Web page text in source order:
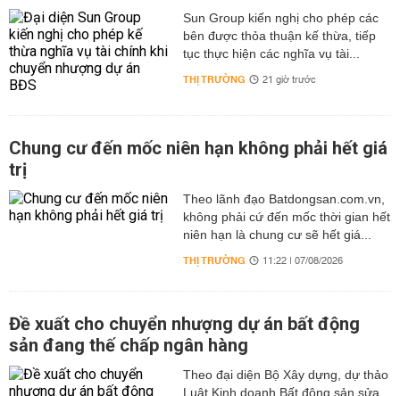
Sun Group kiến nghị cho phép các
bên được thỏa thuận kế thừa, tiếp
tục thực hiện các nghĩa vụ tài...
THỊ TRƯỜNG 21 giờ trước
Chung cư đến mốc niên hạn không phải hết giá
trị
Theo lãnh đạo Batdongsan.com.vn,
không phải cứ đến mốc thời gian hết
niên hạn là chung cư sẽ hết giá...
THỊ TRƯỜNG 11:22 | 07/08/2026
Đề xuất cho chuyển nhượng dự án bất động
sản đang thế chấp ngân hàng
Theo đại diện Bộ Xây dựng, dự thảo
Luật Kinh doanh Bất động sản sửa